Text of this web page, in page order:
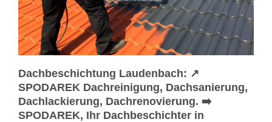
Dachbeschichtung Laudenbach: ↗️
SPODAREK Dachreinigung, Dachsanierung,
Dachlackierung, Dachrenovierung. ➡️
SPODAREK, Ihr Dachbeschichter in